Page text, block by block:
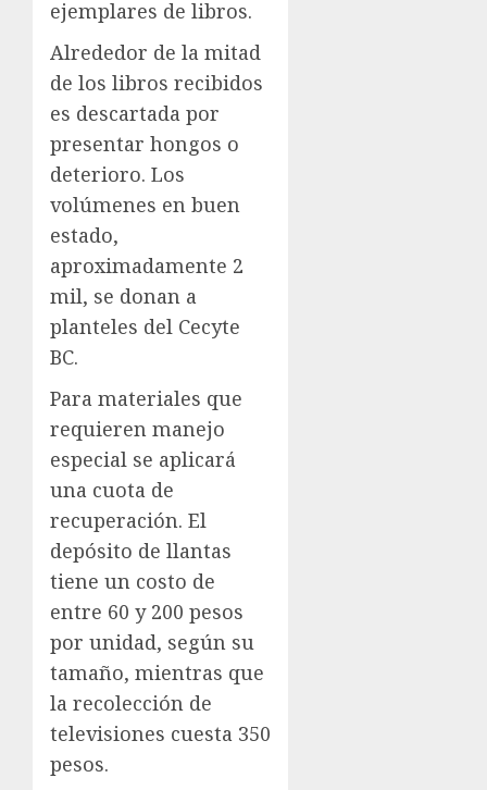
ejemplares de libros.
Alrededor de la mitad
de los libros recibidos
es descartada por
presentar hongos o
deterioro. Los
volúmenes en buen
estado,
aproximadamente 2
mil, se donan a
planteles del Cecyte
BC.
Para materiales que
requieren manejo
especial se aplicará
una cuota de
recuperación. El
depósito de llantas
tiene un costo de
entre 60 y 200 pesos
por unidad, según su
tamaño, mientras que
la recolección de
televisiones cuesta 350
pesos.